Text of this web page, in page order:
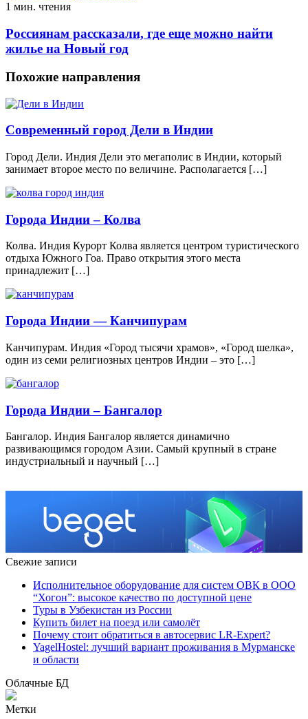
1 мин. чтения
Россиянам рассказали, где еще можно найти
жилье на Новый год
Похожие направления
Современный город Дели в Индии
Город Дели. Индия Дели это мегаполис в Индии, который
занимает второе место по величине. Располагается […]
Города Индии – Колва
Колва. Индия Курорт Колва является центром туристического
отдыха Южного Гоа. Право открытия этого места
принадлежит […]
Города Индии — Канчипурам
Канчипурам. Индия «Город тысячи храмов», «Город шелка»,
один из семи религиозных центров Индии – это […]
Города Индии – Бангалор
Бангалор. Индия Бангалор является динамично
развивающимся городом Азии. Самый крупный в стране
индустриальный и научный […]
Свежие записи
Исполнительное оборудование для систем ОВК в ООО
“Хогон”: высокое качество по доступной цене
Туры в Узбекистан из России
Купить билет на поезд или самолёт
Почему стоит обратиться в автосервис LR-Expert?
YagelHostel: лучший вариант проживания в Мурманске
и области
Облачные БД
Метки